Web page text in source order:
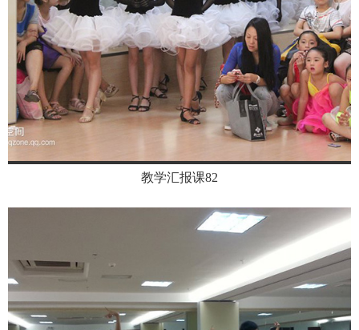
教学汇报课82